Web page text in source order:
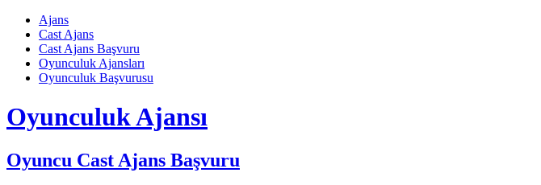
Skip
content
Ajans
Cast Ajans
Cast Ajans Başvuru
Oyunculuk Ajansları
Oyunculuk Başvurusu
Oyunculuk Ajansı
Oyuncu Cast Ajans Başvuru